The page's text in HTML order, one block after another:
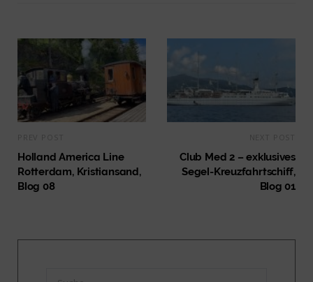
Holland America Line
Rotterdam, Kristiansand,
Blog 08
Club Med 2 – exklusives
Segel-Kreuzfahrtschiff,
Blog 01